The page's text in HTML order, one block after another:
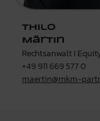
Thilo
Märtin
Rechtsanwalt I
+49 911 669 577 0
maertin@mkm-